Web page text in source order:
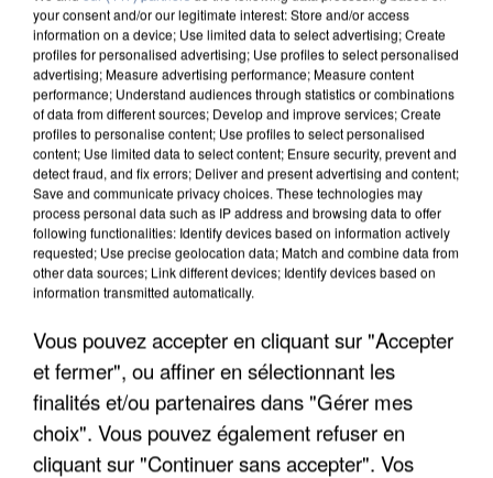
UN SECOND CADRE DE LA DZ MAFIA
INTERPELLÉ EN ALGÉRIE
your consent and/or our legitimate interest: Store and/or access
information on a device; Use limited data to select advertising; Create
profiles for personalised advertising; Use profiles to select personalised
advertising; Measure advertising performance; Measure content
performance; Understand audiences through statistics or combinations
of data from different sources; Develop and improve services; Create
profiles to personalise content; Use profiles to select personalised
content; Use limited data to select content; Ensure security, prevent and
detect fraud, and fix errors; Deliver and present advertising and content;
Save and communicate privacy choices. These technologies may
process personal data such as IP address and browsing data to offer
following functionalities: Identify devices based on information actively
requested; Use precise geolocation data; Match and combine data from
other data sources; Link different devices; Identify devices based on
information transmitted automatically.
Vous pouvez accepter en cliquant sur "Accepter
et fermer", ou affiner en sélectionnant les
finalités et/ou partenaires dans "Gérer mes
choix". Vous pouvez également refuser en
cliquant sur "Continuer sans accepter". Vos